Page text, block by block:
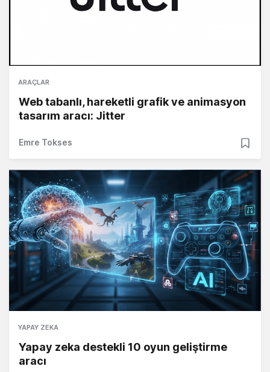
ARAÇLAR
Web tabanlı, hareketli grafik ve animasyon
tasarım aracı: Jitter
Emre Tokses
YAPAY ZEKA
Yapay zeka destekli 10 oyun geliştirme
aracı